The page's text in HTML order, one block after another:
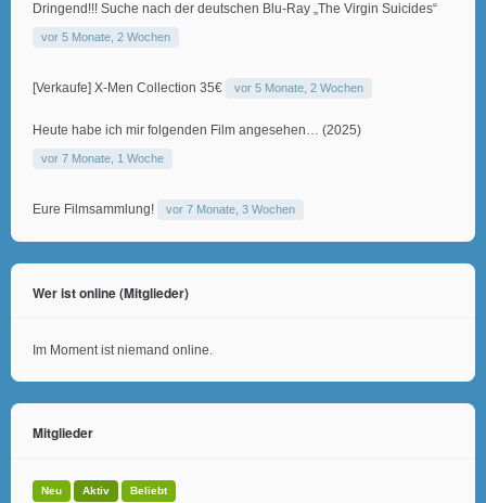
Dringend!!! Suche nach der deutschen Blu-Ray „The Virgin Suicides“
vor 5 Monate, 2 Wochen
[Verkaufe] X-Men Collection 35€ vor 5 Monate, 2 Wochen
Heute habe ich mir folgenden Film angesehen… (2025)
vor 7 Monate, 1 Woche
Eure Filmsammlung! vor 7 Monate, 3 Wochen
Wer ist online (Mitglieder)
Im Moment ist niemand online.
Mitglieder
Neu Aktiv Beliebt